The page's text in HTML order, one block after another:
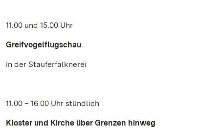
11.00 und 15.00 Uhr
Greifvogelflugschau
in der Stauferfalknerei
11.00 – 16.00 Uhr stündlich
Kloster und Kirche über Grenzen hinweg